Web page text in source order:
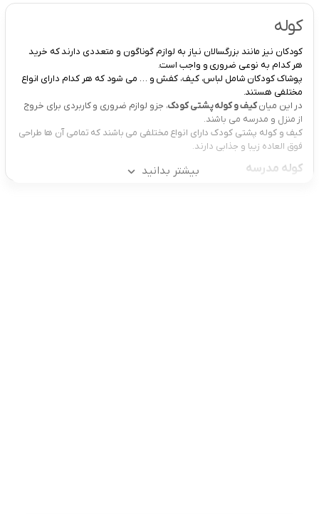
کوله
کودکان نیز مانند بزرگسالان نیاز به لوازم گوناگون و متعددی دارند که خرید
هر کدام به نوعی ضروری و واجب است.
پوشاک کودکان شامل لباس، کیف، کفش و … می شود که هر کدام دارای انواع
مختلفی هستند.
در این میانکیف و کوله پشتی کودک، جزو لوازم ضروری و کاربردی برای خروج
از منزل و مدرسه می باشند.
کیف و کوله پشتی کودک دارای انواع مختلفی می باشند که تمامی آن ها طراحی
فوق العاده زیبا و جذابی دارند.
کوله مدرسه بیشتر بدانید